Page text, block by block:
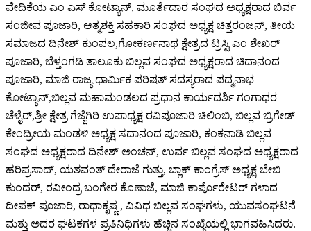
ವೇದಿಕೆಯ ಎಂ ಎಸ್ ಕೋಟ್ಯಾನ್, ಮೂರ್ತೆದಾರ ಸಂಘದ ಅಧ್ಯಕ್ಷರಾದ ಬಿರ್ವ
ಸಂಜೀವ ಪೂಜಾರಿ, ಆತ್ಮಶಕ್ತಿ ಸಹಕಾರಿ ಸಂಘದ ಅಧ್ಯಕ್ಷ ಚಿತ್ತರಂಜನ್, ತೀಯ
ಸಮಾಜದ ದಿನೇಶ್ ಕುಂಪಲ,ಗೋಕರ್ಣನಾಥ ಕ್ಷೇತ್ರದ ಟ್ರಸ್ಟಿ ಎಂ ಶೇಖರ್
ಪೂಜಾರಿ, ಬೆಳ್ತಂಗಡಿ ತಾಲೂಕು ಬಿಲ್ಲವ ಸಂಘದ ಅಧ್ಯಕ್ಷರಾದ ಚಿದಾನಂದ
ಪೂಜಾರಿ, ಮಾಜಿ ರಾಜ್ಯ ಧಾರ್ಮಿಕ ಪರಿಷತ್ ಸದಸ್ಯರಾದ ಪದ್ಮನಾಭ
ಕೋಟ್ಯಾನ್,ಬಿಲ್ಲವ ಮಹಾಮಂಡಲದ ಪ್ರಧಾನ ಕಾರ್ಯದರ್ಶಿ ಗಂಗಾಧರ
ಚೆಳೈರ್,ಶ್ರೀ ಕ್ಷೇತ್ರ ಗೆಜ್ಜೆಗಿರಿ ಉಪಾಧ್ಯಕ್ಷ ರವಿಪೂಜಾರಿ ಚಿಲಿಂಬಿ, ಬಿಲ್ಲವ ಬ್ರಿಗೇಡ್
ಕೇಂದ್ರೀಯ ಮಂಡಳಿ ಅಧ್ಯಕ್ಷ ಸದಾನಂದ ಪೂಜಾರಿ, ಕಂಕನಾಡಿ ಬಿಲ್ಲವ
ಸಂಘದ ಅಧ್ಯಕ್ಷರಾದ ದಿನೇಶ್ ಅಂಚನ್, ಉರ್ವ ಬಿಲ್ಲವ ಸಂಘದ ಅಧ್ಯಕ್ಷರಾದ
ಹರಿಪ್ರಸಾದ್, ಯಶವಂತ್ ದೇರಾಜೆ ಗುತ್ತು, ಬ್ಲಾಕ್ ಕಾಂಗ್ರೆಸ್ ಅಧ್ಯಕ್ಷ ಬೇಬಿ
ಕುಂದರ್, ರವೀಂದ್ರ ಬಂಗೇರ ಕೊಣಾಜೆ, ಮಾಜಿ ಕಾರ್ಪೊರೇಟರ್ ಗಳಾದ
ದೀಪಕ್ ಪೂಜಾರಿ, ರಾಧಾಕೃಷ್ಣ , ವಿವಿಧ ಬಿಲ್ಲವ ಸಂಘಗಳು, ಯುವಸಂಘಟನೆ
ಮತ್ತು ಅದರ ಘಟಕಗಳ ಪ್ರತಿನಿಧಿಗಳು ಹೆಚ್ಚಿನ ಸಂಖ್ಯೆಯಲ್ಲಿ ಭಾಗವಹಿಸಿದರು.